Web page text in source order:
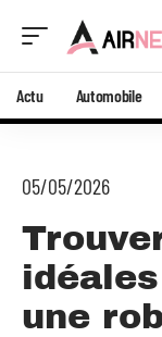
Actu Automobile
05/05/2026
une